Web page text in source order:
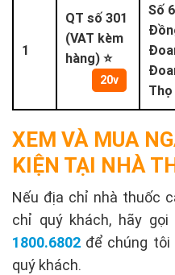
1
QT số 301
(VAT kèm
hàng) ⭐
20v
Số
Thọ
XEM VÀ MUA
KIỆN TẠI NHÀ
Nếu địa chỉ nhà thuốc
chỉ quý khách, hãy
1800.6802 để chúng
quý khách.